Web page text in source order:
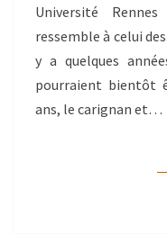
Université
ressemble à celui
y a quelques
pourraient bientôt
ans, le carignan et…